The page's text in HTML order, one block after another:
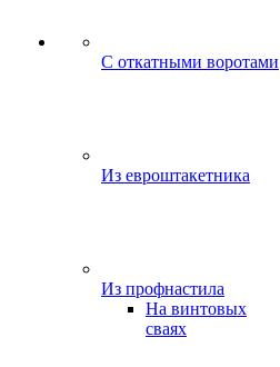
C откатными воротами
Из евроштакетника
Из профнастила
На винтовых
сваях